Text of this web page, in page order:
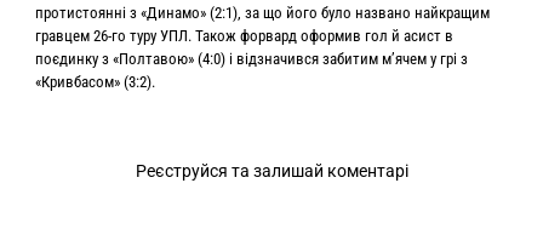
протистоянні з «Динамо» (2:1), за що його було названо найкращим
гравцем 26-го туру УПЛ. Також форвард оформив гол й асист в
поєдинку з «Полтавою» (4:0) і відзначився забитим мʼячем у грі з
«Кривбасом» (3:2).